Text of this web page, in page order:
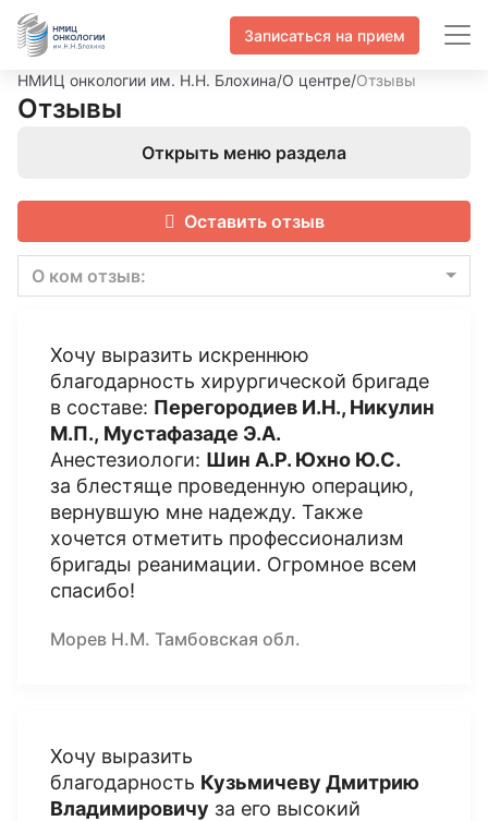
Записаться на прием
НМИЦ онкологии им. Н.Н. Блохина/О центре/Отзывы
Отзывы
Открыть меню раздела
Оставить отзыв
О ком отзыв:
Хочу выразить искреннюю
благодарность хирургической бригаде
в составе: Перегородиев И.Н., Никулин
М.П., Мустафазаде Э.А.
Анестезиологи: Шин А.Р. Юхно Ю.С.
за блестяще проведенную операцию,
вернувшую мне надежду. Также
хочется отметить профессионализм
бригады реанимации. Огромное всем
спасибо!
Морев Н.М. Тамбовская обл.
Хочу выразить
благодарность Кузьмичеву Дмитрию
Владимировичу за его высокий